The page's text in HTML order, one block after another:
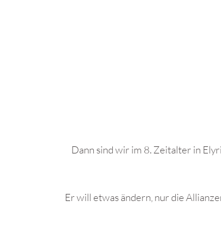
Dann sind wir im 8. Zeitalter in
Er will etwas ändern, nur die